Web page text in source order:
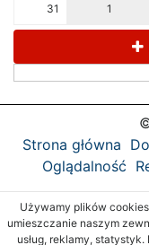
31 1
Strona główna
Oglądalność
Używamy plików
umieszczanie naszym
usług, reklamy,